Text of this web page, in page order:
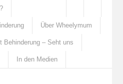
Über Wheelymum
Behinderung – Seht uns
In den Medien